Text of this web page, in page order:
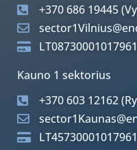
+370 686 19445
Kauno 1 sektorius
+370 603 12162